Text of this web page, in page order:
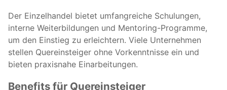
Der Einzelhandel bietet umfangreiche Schulungen,
interne Weiterbildungen und Mentoring-Programme,
um den Einstieg zu erleichtern. Viele Unternehmen
stellen Quereinsteiger ohne Vorkenntnisse ein und
bieten praxisnahe Einarbeitungen.
Benefits für Quereinsteiger